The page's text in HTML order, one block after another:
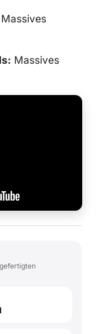
Massives
Massives